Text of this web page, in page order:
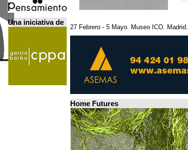
Una iniciativa de
27 Febrero - 5 Mayo. Museo ICO. Madrid.
Home Futures